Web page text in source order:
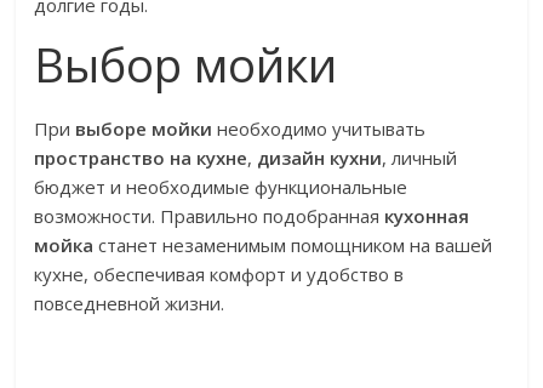
Выбор мойки
При выборе мойки необходимо учитывать
пространство на кухне, дизайн кухни, личный
бюджет и необходимые функциональные
возможности. Правильно подобранная кухонная
мойка станет незаменимым помощником на вашей
кухне, обеспечивая комфорт и удобство в
повседневной жизни.